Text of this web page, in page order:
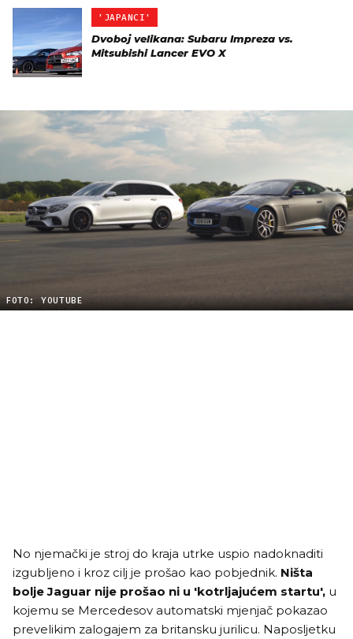
'JAPANCI'
Dvoboj velikana: Subaru Impreza vs.
Mitsubishi Lancer EVO X
FOTO: YOUTUBE
No njemački je stroj do kraja utrke uspio nadoknaditi
izgubljeno i kroz cilj je prošao kao pobjednik. Ništa
bolje Jaguar nije prošao ni u 'kotrljajućem startu', u
kojemu se Mercedesov automatski mjenjač pokazao
prevelikim zalogajem za britansku jurilicu. Naposljetku